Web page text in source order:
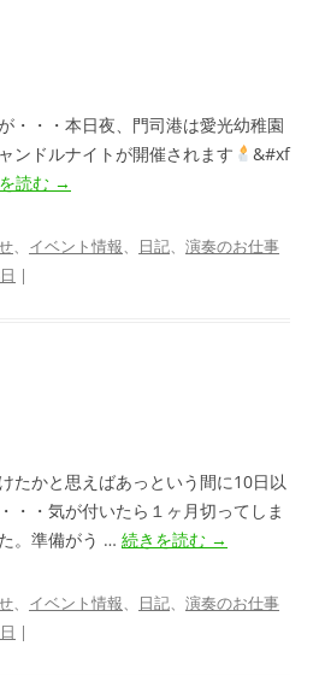
・・・本日夜、門司港は愛光幼稚園
ンドルナイトが開催されます
&#xf
読む →
、 イベント情報、 日記、 演奏のお仕事
|
たかと思えばあっという間に10日以
・・気が付いたら１ヶ月切ってしま
。準備がう … 続きを読む →
、 イベント情報、 日記、 演奏のお仕事
|